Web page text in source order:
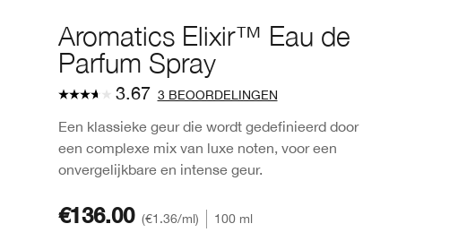
Aromatics Elixir™ Eau de
Parfum Spray
3.67 3 BEOORDELINGEN
Een klassieke geur die wordt gedefinieerd door
een complexe mix van luxe noten, voor een
onvergelijkbare en intense geur.
€136.00 €1.36/ml 100 ml